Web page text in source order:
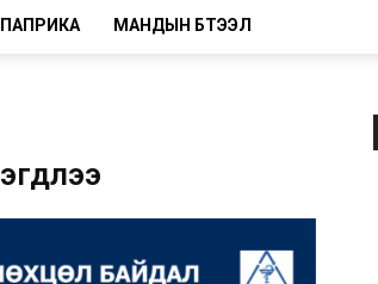
МАНДЫН БҮТЭЭЛ